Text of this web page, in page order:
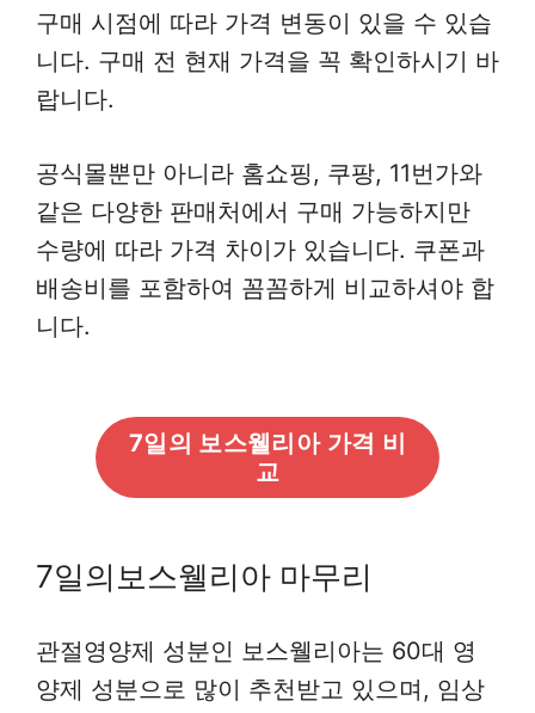
구매 시점에 따라 가격 변동이 있을 수 있습
니다. 구매 전 현재 가격을 꼭 확인하시기 바
랍니다.
공식몰뿐만 아니라 홈쇼핑, 쿠팡, 11번가와
같은 다양한 판매처에서 구매 가능하지만
수량에 따라 가격 차이가 있습니다. 쿠폰과
배송비를 포함하여 꼼꼼하게 비교하셔야 합
니다.
7일의 보스웰리아 가격 비
교
7일의보스웰리아 마무리
관절영양제 성분인 보스웰리아는 60대 영
양제 성분으로 많이 추천받고 있으며, 임상